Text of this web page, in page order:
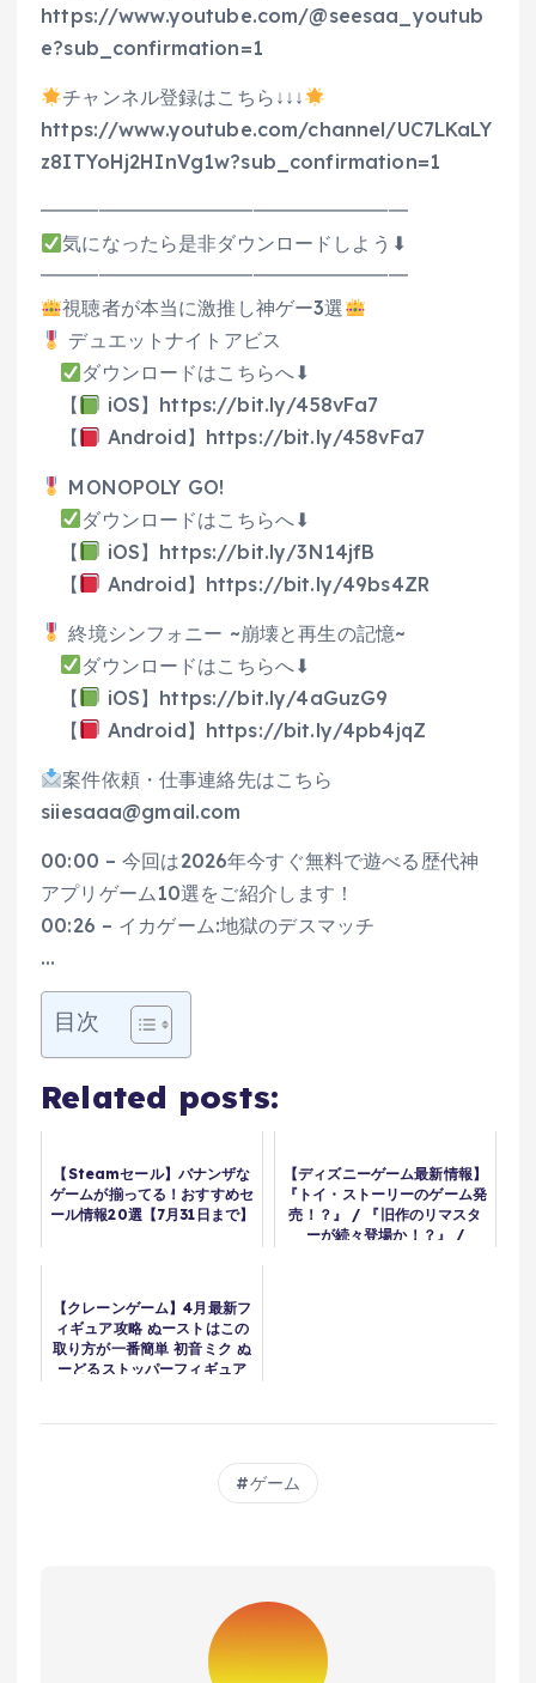
https://www.youtube.com/@seesaa_youtub
e?sub_confirmation=1
チャンネル登録はこちら↓↓↓
https://www.youtube.com/channel/UC7LKaLY
z8ITYoHj2HInVg1w?sub_confirmation=1
━━━━━━━━━━━━━━━━━━━
気になったら是非ダウンロードしよう⬇
━━━━━━━━━━━━━━━━━━━
視聴者が本当に激推し神ゲー3選
デュエットナイトアビス
ダウンロードはこちらへ⬇
【
iOS】https://bit.ly/458vFa7
【
Android】https://bit.ly/458vFa7
MONOPOLY GO!
ダウンロードはこちらへ⬇
【
iOS】https://bit.ly/3N14jfB
【
Android】https://bit.ly/49bs4ZR
終境シンフォニー ~崩壊と再生の記憶~
ダウンロードはこちらへ⬇
【
iOS】https://bit.ly/4aGuzG9
【
Android】https://bit.ly/4pb4jqZ
案件依頼・仕事連絡先はこちら
siiesaaa@gmail.com
00:00 – 今回は2026年今すぐ無料で遊べる歴代神
アプリゲーム10選をご紹介します！
00:26 – イカゲーム:地獄のデスマッチ
…
目次
Related posts:
【Steamセール】バナンザな
ゲームが揃ってる！おすすめセ
ール情報20選【7月31日まで】
【ディズニーゲーム最新情報】
『トイ・ストーリーのゲーム発
売！？』 / 『旧作のリマスタ
ーが続々登場か！？』 /
【クレーンゲーム】4月最新フ
ィギュア攻略 ぬーストはこの
取り方が一番簡単 初音ミク ぬ
ーどるストッパーフィギュア
ゲーム